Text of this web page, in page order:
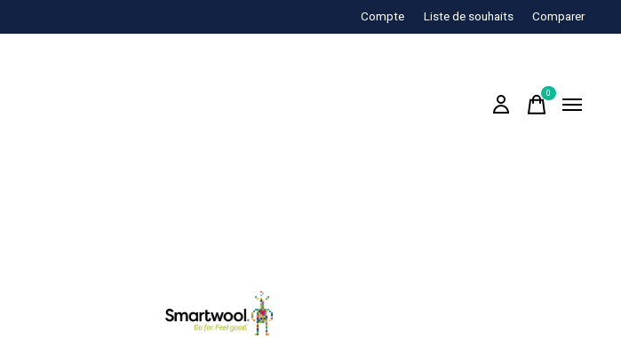
Compte Liste de souhaits Comparer
0items